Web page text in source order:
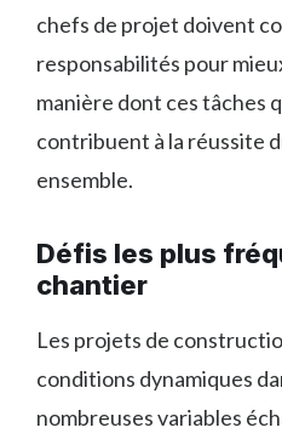
chefs de projet doivent
responsabilités pour
manière dont ces tâches
contribuent à la réussite
ensemble.
Défis les plus
chantier
Les projets de
conditions dynamiques
nombreuses variables